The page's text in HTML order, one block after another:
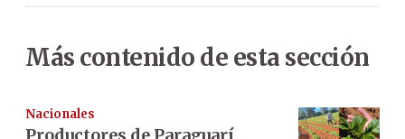
Más contenido de esta sección
Nacionales
Productores de Paraguarí